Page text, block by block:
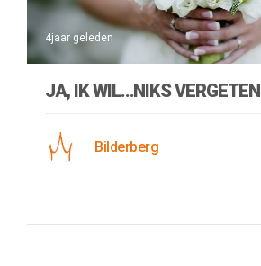
4jaar geleden
JA, IK WIL…NIKS VERGETEN
Bilderberg